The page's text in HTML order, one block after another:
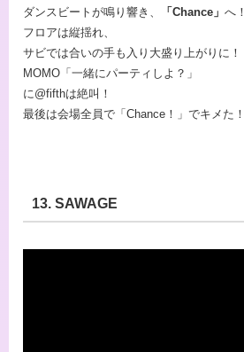
ダンスビートが鳴り響き、
「Chance」 へ！
フロアは縦揺れ、
サビでは合いの手も入り大盛り上がりに！
MOMO「一緒にパーティしよ？」
に@fifthは絶叫！
最後は会場全員で「Chance！」でキメた！
13. SAWAGE